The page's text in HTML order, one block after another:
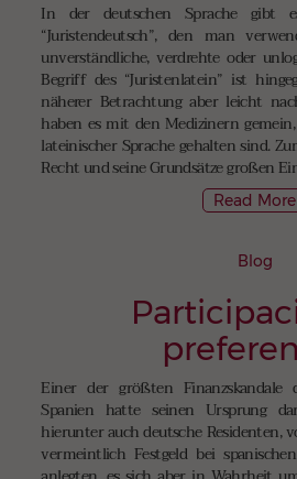
In der deutschen Sprache gibt
“Juristendeutsch”, den man
unverständliche, verdrehte oder
Begriff des “Juristenlatein” ist
näherer Betrachtung aber leicht
haben es mit den Medizinern
lateinischer Sprache gehalten sind.
Recht und seine Grundsätze großen
Read More
Blog
Einer der größten
Spanien hatte seinen Ursprung
hierunter auch deutsche Residenten,
vermeintlich Festgeld bei